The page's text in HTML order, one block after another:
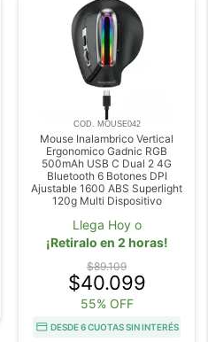
COD. MOUSE042
Mouse Inalambrico Vertical
Ergonomico Gadnic RGB
500mAh USB C Dual 2 4G
Bluetooth 6 Botones DPI
Ajustable 1600 ABS Superlight
120g Multi Dispositivo
Llega Hoy o
¡Retiralo en 2 horas!
$89.109
$40.099
55% OFF
DESDE 6 CUOTAS SIN INTERÉS